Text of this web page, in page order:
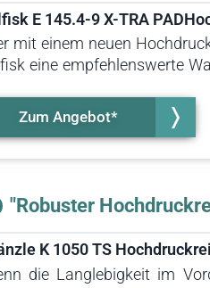
E 145.4-9 X-TRA
mit einem neuen
eine empfehlenswerte
und
Zum Angebot*
"Robuster
K 1050 TS
die Langlebigkeit im